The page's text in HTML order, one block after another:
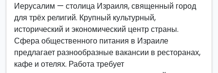
Иерусалим — столица Израиля, священный город
для трёх религий. Крупный культурный,
исторический и экономический центр страны.
Сфера общественного питания в Израиле
предлагает разнообразные вакансии в ресторанах,
кафе и отелях. Работа требует